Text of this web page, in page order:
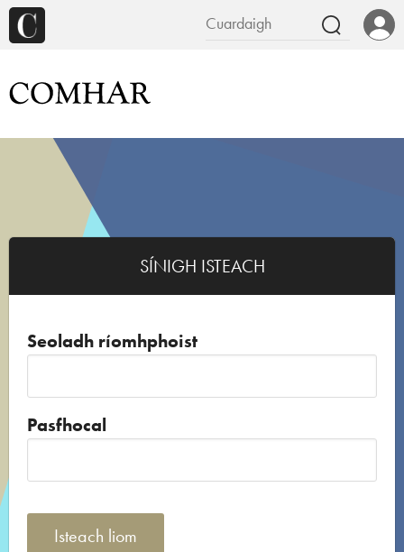
SÍNIGH ISTEACH
Seoladh ríomhphoist
Pasfhocal